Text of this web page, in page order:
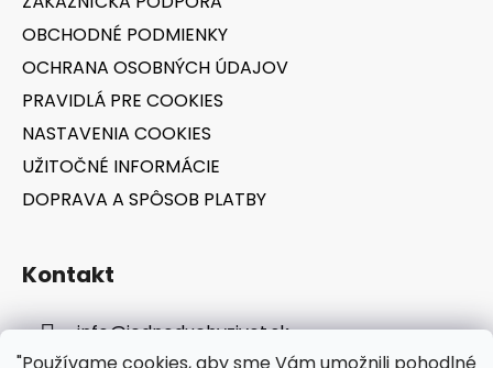
OBCHODNÉ PODMIENKY
OCHRANA OSOBNÝCH ÚDAJOV
PRAVIDLÁ PRE COOKIES
NASTAVENIA COOKIES
UŽITOČNÉ INFORMÁCIE
DOPRAVA A SPÔSOB PLATBY
Kontakt
info@jednoduchyzivot.sk